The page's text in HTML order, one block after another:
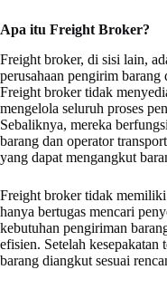
Apa itu Freight Broker?
Freight broker, di sisi lain,
perusahaan pengirim barang
Freight broker tidak
mengelola seluruh proses
Sebaliknya, mereka
barang dan operator
yang dapat mengangkut
Freight broker tidak
hanya bertugas mencari
kebutuhan pengiriman
efisien. Setelah kesepakatan
barang diangkut sesuai